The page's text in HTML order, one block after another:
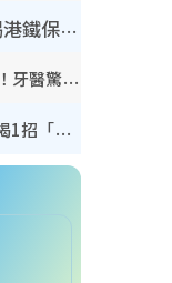
內地客歎港人唔識老！揭港鐵保鮮級冷氣 港人求放過：咪投訴
牙線棒亂用隨時越清越污糟！牙醫驚揭盲目過戶細菌恐致蛀牙：呢種先係日常真保養
WhatsApp預設貼圖點刪？揭1招「反向操作」還原簡潔介面 附3步實測教學